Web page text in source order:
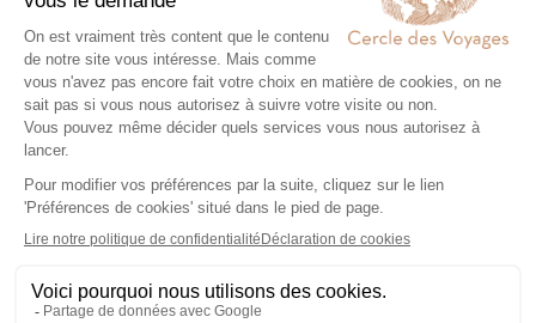
Dans les environs de Détroit, le Great Lakes
Crossing Outlets est le plus grand centre
commercial outlet du Michigan avec près de
200 boutiques. Poursuivez votre voyage à
Détroit en explorant la région des Grands
Lacs et ses merveilles.